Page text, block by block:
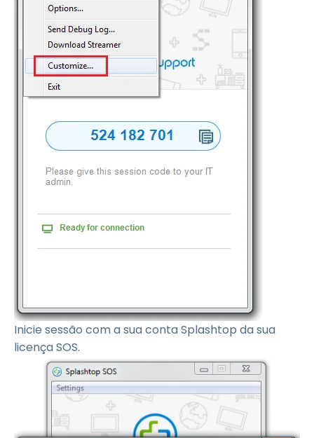
Inicie sessão com a sua conta Splashtop da sua
licença SOS.